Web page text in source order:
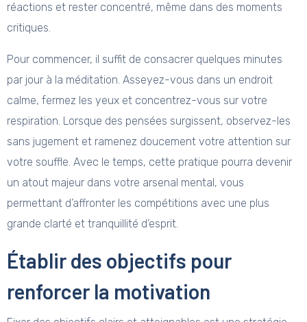
réactions et rester concentré, même dans des moments
critiques.
Pour commencer, il suffit de consacrer quelques minutes
par jour à la méditation. Asseyez-vous dans un endroit
calme, fermez les yeux et concentrez-vous sur votre
respiration. Lorsque des pensées surgissent, observez-les
sans jugement et ramenez doucement votre attention sur
votre souffle. Avec le temps, cette pratique pourra devenir
un atout majeur dans votre arsenal mental, vous
permettant d’affronter les compétitions avec une plus
grande clarté et tranquillité d’esprit.
Établir des objectifs pour
renforcer la motivation